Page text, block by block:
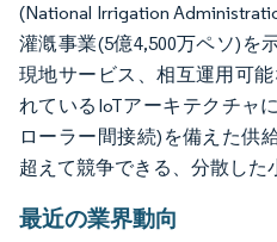
(National Irrigation
灌漑事業(5億4,500万ペソ)を
現地サービス、相互運用可
れているIoTアーキテクチャ
ローラー間接続)を備えた供
超えて競争できる、分散した
最近の業界動向